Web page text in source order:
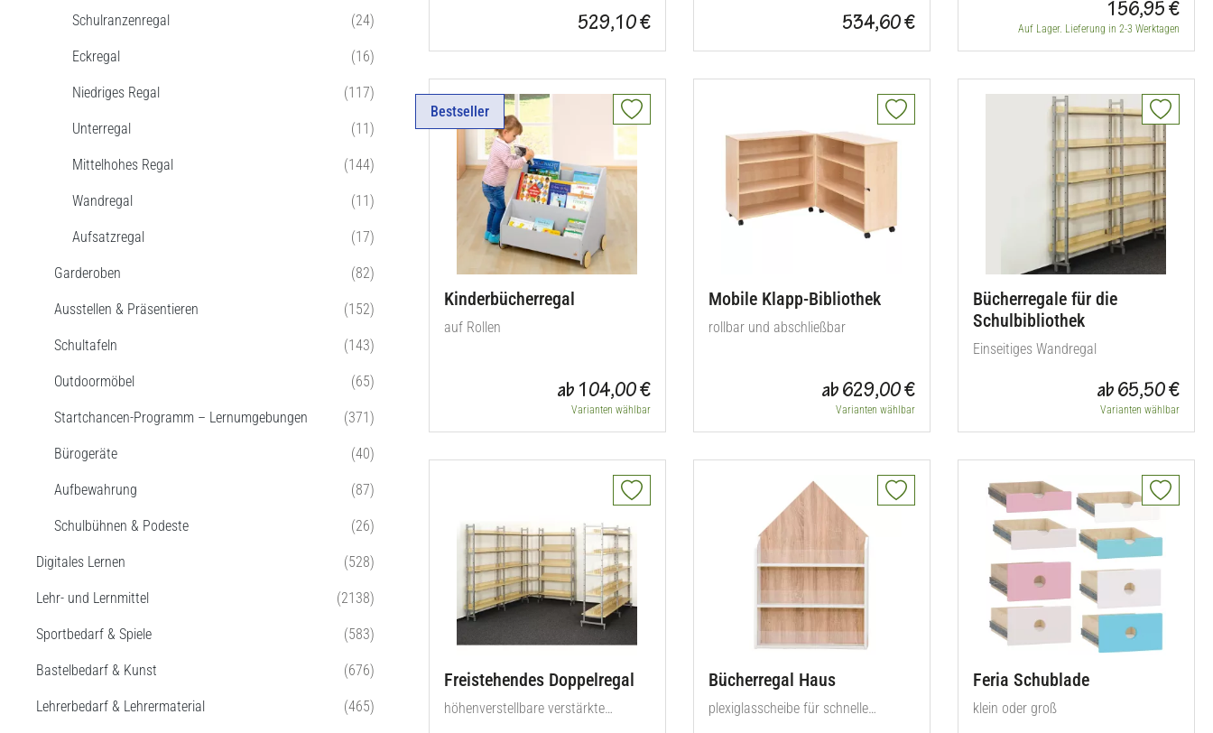
Schulranzenregal (24)
Eckregal (16)
Niedriges Regal (117)
Unterregal (11)
Mittelhohes Regal (144)
Wandregal (11)
Aufsatzregal (17)
Garderoben (82)
Ausstellen & Präsentieren (152)
Schultafeln (143)
Outdoormöbel (65)
Startchancen-Programm – Lernumgebungen (371)
Bürogeräte (40)
Aufbewahrung (87)
Schulbühnen & Podeste (26)
Digitales Lernen (528)
Lehr- und Lernmittel (2138)
Sportbedarf & Spiele (583)
Bastelbedarf & Kunst (676)
Lehrerbedarf & Lehrermaterial (465)
529,10 € 534,60 €
156,95 €
Auf Lager. Lieferung in 2-3 Werktagen
Bestseller
Kinderbücherregal
auf Rollen
ab 104,00 €
Varianten wählbar
Mobile Klapp-Bibliothek
rollbar und abschließbar
ab 629,00 €
Varianten wählbar
Bücherregale für die
Schulbibliothek
Einseitiges Wandregal
ab 65,50 €
Varianten wählbar
Freistehendes Doppelregal
höhenverstellbare verstärkte
Bücherregal Haus
plexiglasscheibe für schnelle
Feria Schublade
klein oder groß